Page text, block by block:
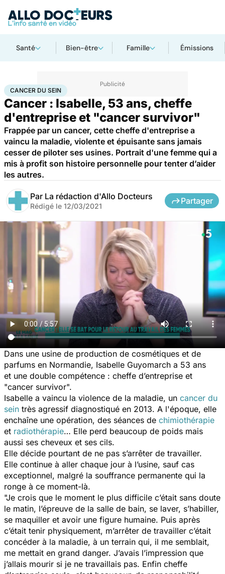
Santé Bien-être Famille Émissions
AccueilSanté Cancer du sein
CANCER DU SEIN
Cancer : Isabelle, 53 ans, cheffe
d'entreprise et "cancer survivor"
Frappée par un cancer, cette cheffe d'entreprise a
vaincu la maladie, violente et épuisante sans jamais
cesser de piloter ses usines. Portrait d'une femme qui a
mis à profit son histoire personnelle pour tenter d’aider
les autres.
Par La rédaction d'Allo Docteurs
Rédigé le 12/03/2021
Partager
Dans une usine de production de cosmétiques et de
parfums en Normandie, Isabelle Guyomarch a 53 ans
et une double compétence : cheffe d’entreprise et
"cancer survivor".
Isabelle a vaincu la violence de la maladie, un cancer du
sein très agressif diagnostiqué en 2013. A l'époque, elle
enchaîne une opération, des séances de chimiothérapie
et radiothérapie… Elle perd beaucoup de poids mais
aussi ses cheveux et ses cils.
Elle décide pourtant de ne pas s’arrêter de travailler.
Elle continue à aller chaque jour à l’usine, sauf cas
exceptionnel, malgré la souffrance permanente qui la
ronge à ce moment-là.
"Je crois que le moment le plus difficile c’était sans doute
le matin, l’épreuve de la salle de bain, se laver, s’habiller,
se maquiller et avoir une figure humaine. Puis après
c’était tenir physiquement, m’arrêter de travailler c’était
concéder à la maladie, à un terrain qui, il me semblait,
me mettait en grand danger. J’avais l’impression que
j’allais mourir si je ne travaillais pas. Enfin cheffe